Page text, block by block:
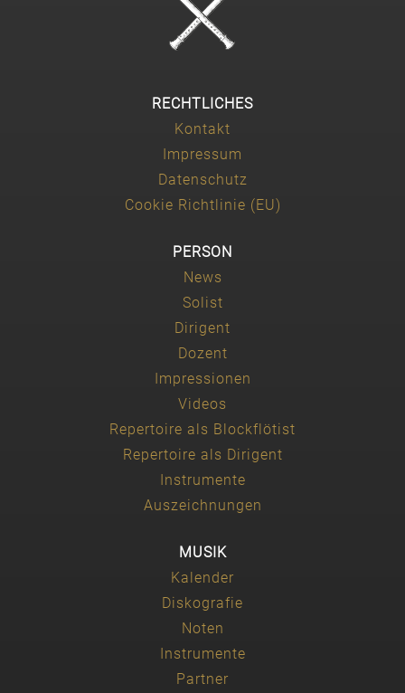
RECHTLICHES
Kontakt
Impressum
Datenschutz
Cookie Richtlinie (EU)
PERSON
News
Solist
Dirigent
Dozent
Impressionen
Videos
Repertoire als Blockflötist
Repertoire als Dirigent
Instrumente
Auszeichnungen
MUSIK
Kalender
Diskografie
Noten
Instrumente
Partner